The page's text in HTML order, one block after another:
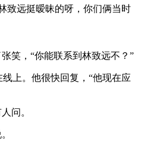
致远挺暧昧的呀，你们俩当时
笑，“你能联系到林致远不？”
上。他很快回复，“他现在应
问。